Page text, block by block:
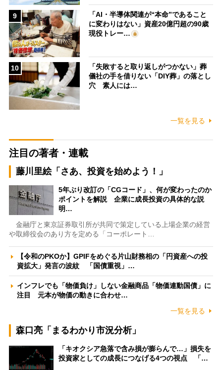
9
「AI・半導体関連が“本命”であること
に変わりはない」資産20億円超の90歳
現役トレー…
10
「失敗すると取り返しがつかない」葬
儀社の手を借りない「DIY葬」の落とし
穴 素人には…
一覧を見る
注目の著者・連載
藤川里絵「さあ、投資を始めよう！」
5年ぶり改訂の「CGコード」、何が変わったのか
ポイントを解説 企業に成長投資の具体的な説
明…
金融庁と東京証券取引所が共同で策定している上場企業の経営
や取締役会のあり方を定める「コーポレート…
【令和のPKOか】GPIFをめぐる片山財務相の「円資産への投
資拡大」発言の波紋 「国債重視」…
インフレでも「物価負け」しない金融商品「物価連動国債」に
注目 元本が物価の動きに合わせ…
一覧を見る
森口亮「まるわかり市況分析」
「キオクシア急落で含み損が膨らんで…」損失を
投資家としての成長につなげる4つの視点 「…